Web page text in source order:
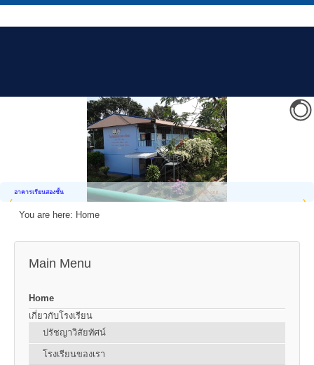
อาคารเรียนสองชั้น
You are here: Home
Main Menu
Home
เกี่ยวกับโรงเรียน
ปรัชญาวิสัยทัศน์
โรงเรียนของเรา